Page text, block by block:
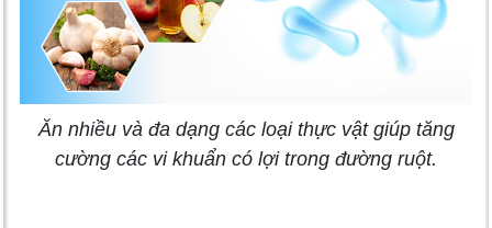
Ăn nhiều và đa dạng các loại thực vật giúp tăng
cường các vi khuẩn có lợi trong đường ruột.